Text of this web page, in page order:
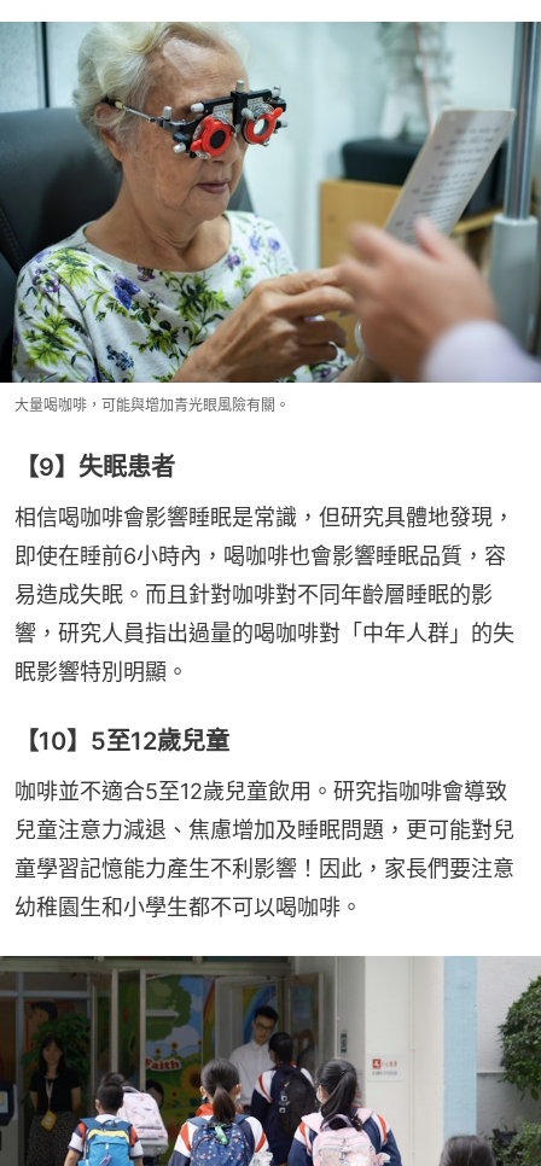
大量喝咖啡，可能與增加青光眼風險有關。
【9】失眠患者
相信喝咖啡會影響睡眠是常識，但研究具體地發現，
即使在睡前6小時內，喝咖啡也會影響睡眠品質，容
易造成失眠。而且針對咖啡對不同年齡層睡眠的影
響，研究人員指出過量的喝咖啡對「中年人群」的失
眠影響特別明顯。
【10】5至12歲兒童
咖啡並不適合5至12歲兒童飲用。研究指咖啡會導致
兒童注意力減退、焦慮增加及睡眠問題，更可能對兒
童學習記憶能力產生不利影響！因此，家長們要注意
幼稚園生和小學生都不可以喝咖啡。